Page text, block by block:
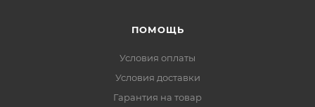
ПОМОЩЬ
Условия оплаты
Условия доставки
Гарантия на товар